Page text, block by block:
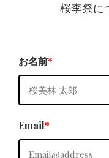
桜李祭に
お名前*
Email*